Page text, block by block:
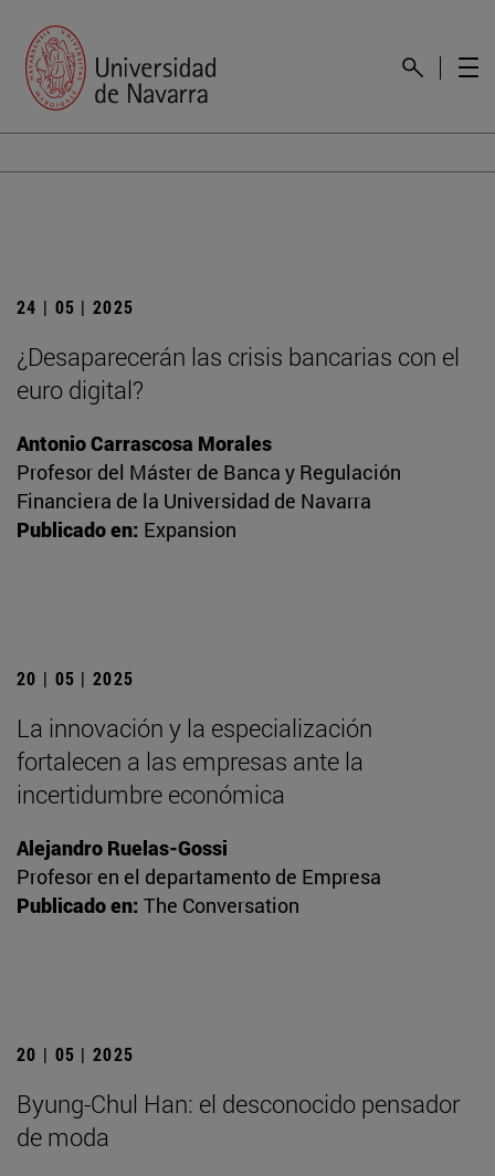
24 | 05 | 2025
¿Desaparecerán las crisis bancarias con el
euro digital?
Antonio Carrascosa Morales
Profesor del Máster de Banca y Regulación
Financiera de la Universidad de Navarra
Publicado en: Expansion
20 | 05 | 2025
La innovación y la especialización
fortalecen a las empresas ante la
incertidumbre económica
Alejandro Ruelas-Gossi
Profesor en el departamento de Empresa
Publicado en: The Conversation
20 | 05 | 2025
Byung-Chul Han: el desconocido pensador
de moda